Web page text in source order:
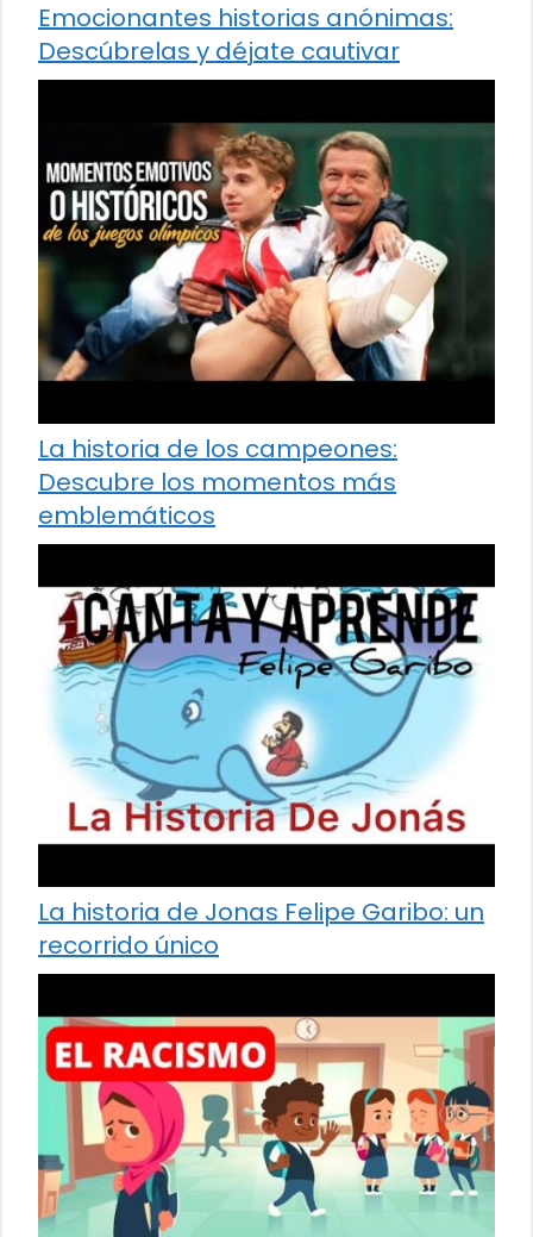
Emocionantes historias anónimas:
Descúbrelas y déjate cautivar
La historia de los campeones:
Descubre los momentos más
emblemáticos
La historia de Jonas Felipe Garibo: un
recorrido único